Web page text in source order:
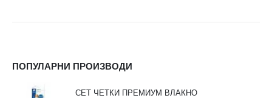
ПОПУЛАРНИ ПРОИЗВОДИ
СЕТ ЧЕТКИ ПРЕМИУМ ВЛАКНО